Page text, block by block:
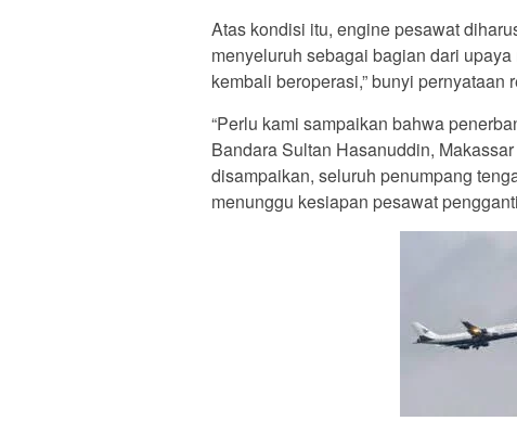
Atas kondisi itu, engine pesawat
menyeluruh sebagai bagian dari
kembali beroperasi,” bunyi pernyataan
“Perlu kami sampaikan bahwa
Bandara Sultan Hasanuddin,
disampaikan, seluruh penumpang
menunggu kesiapan pesawat